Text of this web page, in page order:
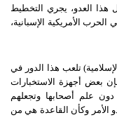
هذا العدو، يجري التخطيط
الأمريكية الإسبانية،
تلعب هذا الدور في
فإن بعض أجهزة الاستخبارات
دون علم أصحابها وتجعلهم
الأمر وكأن القاعدة هي من